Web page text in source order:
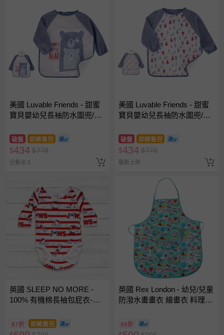
美國 Luvable Friends - 甜蜜
寶貝嬰幼兒長袖防水圍兜/畫
破盤 即將售完
$434 $778
已售出 5
美國 Luvable Friends - 甜蜜
寶貝嬰幼兒長袖防水圍兜/畫
破盤 即將售完
$434 $778
最新上架
英國 SLEEP NO MORE -
100% 有機棉長袖包屁衣-大
塗鴉 (1.5-2 Y)
87折 即將售完
英國 Rex London - 幼兒/兒童
防潑水畫畫衣 繪畫衣 料理圍
裙-繽紛搖滾
66折